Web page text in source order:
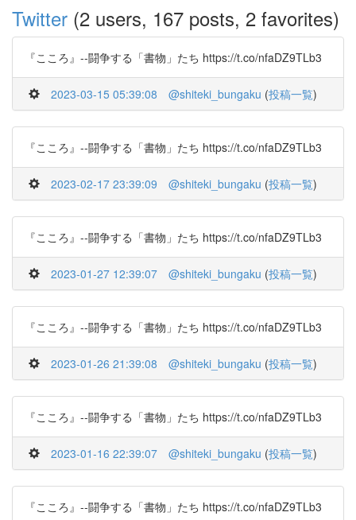
Twitter (2 users, 167 posts, 2 favorites)
『こころ』--闘争する「書物」たち https://t.co/nfaDZ9TLb3
2023-03-15 05:39:08 @shiteki_bungaku (投稿一覧)
『こころ』--闘争する「書物」たち https://t.co/nfaDZ9TLb3
2023-02-17 23:39:09 @shiteki_bungaku (投稿一覧)
『こころ』--闘争する「書物」たち https://t.co/nfaDZ9TLb3
2023-01-27 12:39:07 @shiteki_bungaku (投稿一覧)
『こころ』--闘争する「書物」たち https://t.co/nfaDZ9TLb3
2023-01-26 21:39:08 @shiteki_bungaku (投稿一覧)
『こころ』--闘争する「書物」たち https://t.co/nfaDZ9TLb3
2023-01-16 22:39:07 @shiteki_bungaku (投稿一覧)
『こころ』--闘争する「書物」たち https://t.co/nfaDZ9TLb3